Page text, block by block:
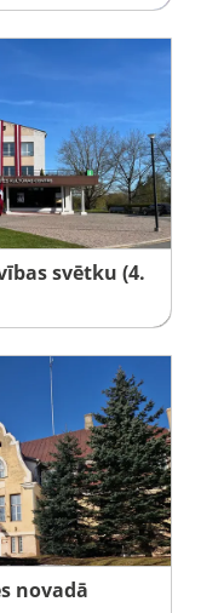
svētku (4.
novadā